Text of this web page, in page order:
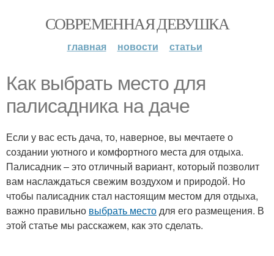
СОВРЕМЕННАЯ ДЕВУШКА
главная новости статьи
Как выбрать место для
палисадника на даче
Если у вас есть дача, то, наверное, вы мечтаете о
создании уютного и комфортного места для отдыха.
Палисадник – это отличный вариант, который позволит
вам наслаждаться свежим воздухом и природой. Но
чтобы палисадник стал настоящим местом для отдыха,
важно правильно выбрать местодля его размещения. В
этой статье мы расскажем, как это сделать.